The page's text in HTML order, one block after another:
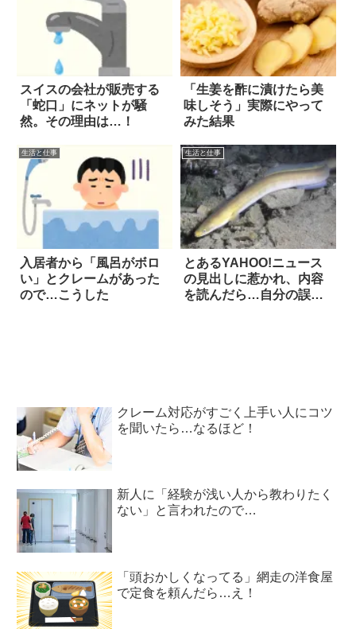
スイスの会社が販売する
「蛇口」にネットが騒
然。その理由は…！
「生姜を酢に漬けたら美
味しそう」実際にやって
みた結果
生活と仕事
入居者から「風呂がボロ
い」とクレームがあった
ので…こうした
生活と仕事
とあるYAHOO!ニュース
の見出しに惹かれ、内容
を読んだら…自分の誤解
クレーム対応がすごく上手い人にコツ
を聞いたら…なるほど！
新人に「経験が浅い人から教わりたく
ない」と言われたので…
「頭おかしくなってる」網走の洋食屋
で定食を頼んだら…え！